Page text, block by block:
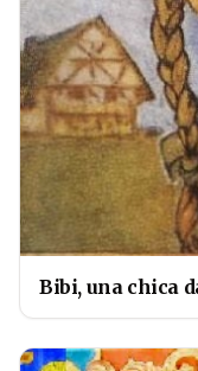
Bibi, una chica